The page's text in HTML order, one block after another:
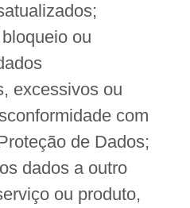
ou
excessivos ou
com
de Dados;
dados a outro
ou produto,